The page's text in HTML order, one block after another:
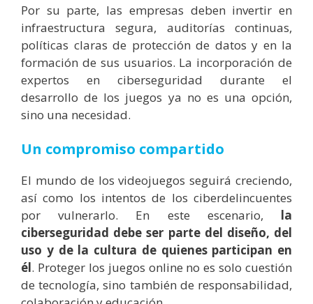
Por su parte, las empresas deben invertir en
infraestructura segura, auditorías continuas,
políticas claras de protección de datos y en la
formación de sus usuarios. La incorporación de
expertos en ciberseguridad durante el
desarrollo de los juegos ya no es una opción,
sino una necesidad.
Un compromiso compartido
El mundo de los videojuegos seguirá creciendo,
así como los intentos de los ciberdelincuentes
por vulnerarlo. En este escenario, la
ciberseguridad debe ser parte del diseño, del
uso y de la cultura de quienes participan en
él. Proteger los juegos online no es solo cuestión
de tecnología, sino también de responsabilidad,